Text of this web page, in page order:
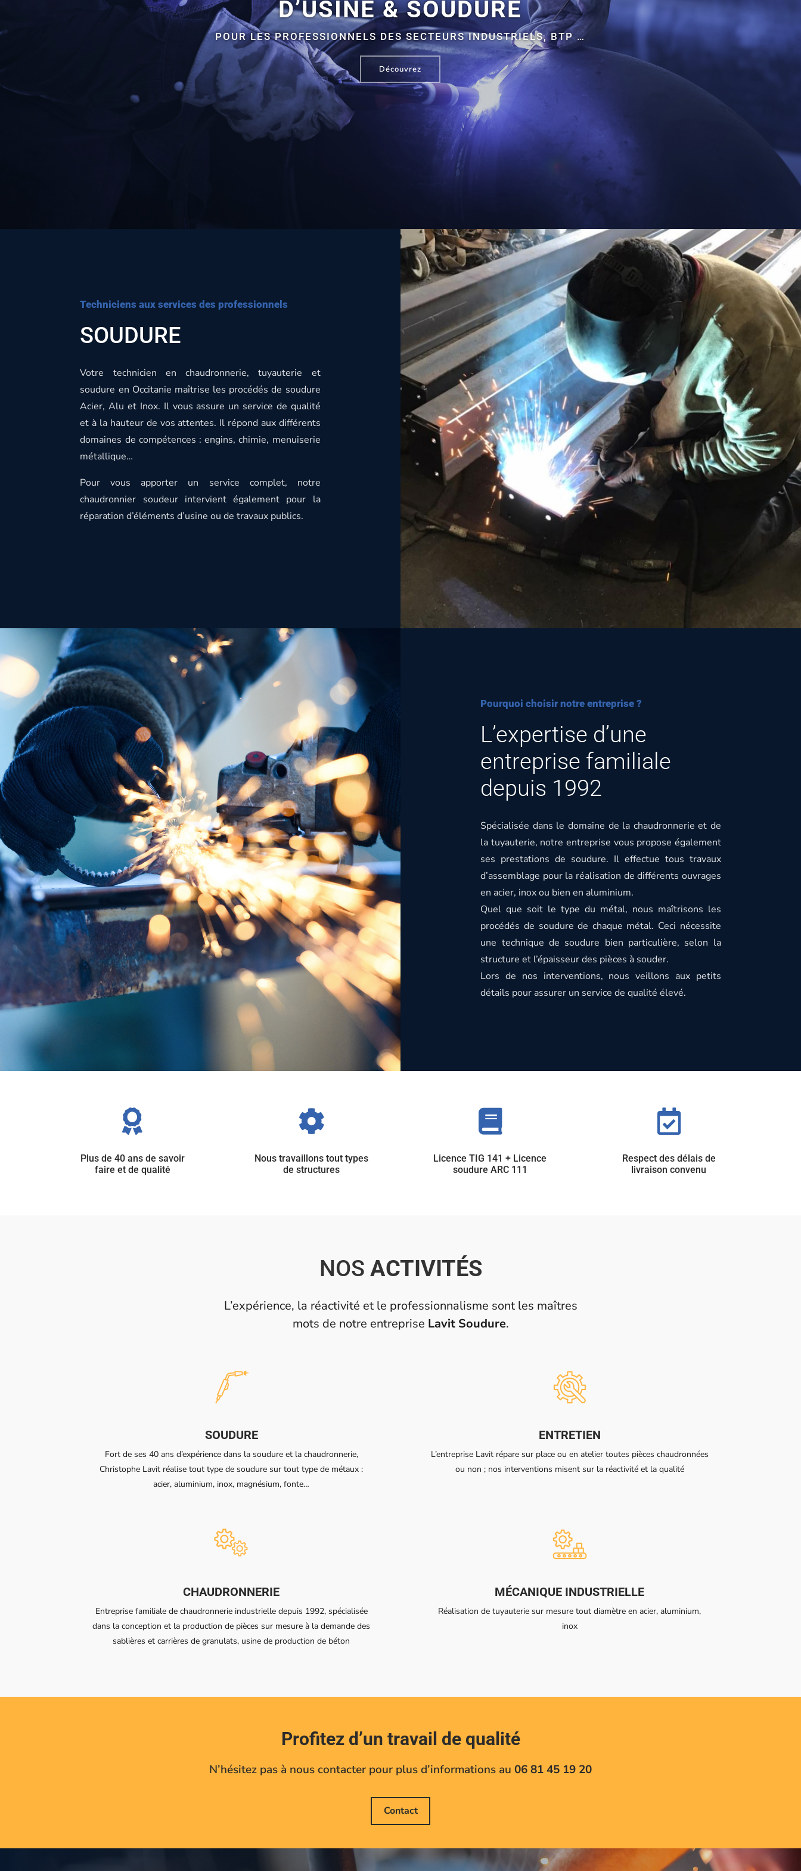
D’USINE & SOUDURE
POUR LES PROFESSIONNELS DES SECTEURS INDUSTRIELS, BTP …
Découvrez
Techniciens aux services des professionnels
SOUDURE
Votre technicien en chaudronnerie, tuyauterie et
soudure en Occitanie maîtrise les procédés de soudure
Acier, Alu et Inox. Il vous assure un service de qualité
et à la hauteur de vos attentes. Il répond aux différents
domaines de compétences : engins, chimie, menuiserie
métallique…
Pour vous apporter un service complet, notre
chaudronnier soudeur intervient également pour la
réparation d’éléments d’usine ou de travaux publics.
Pourquoi choisir notre entreprise ?
L’expertise d’une
entreprise familiale
depuis 1992
Spécialisée dans le domaine de la chaudronnerie et de
la tuyauterie, notre entreprise vous propose également
ses prestations de soudure. Il effectue tous travaux
d’assemblage pour la réalisation de différents ouvrages
en acier, inox ou bien en aluminium.
Quel que soit le type du métal, nous maîtrisons les
procédés de soudure de chaque métal. Ceci nécessite
une technique de soudure bien particulière, selon la
structure et l’épaisseur des pièces à souder.
Lors de nos interventions, nous veillons aux petits
détails pour assurer un service de qualité élevé.

Plus de 40 ans de savoir
faire et de qualité

Nous travaillons tout types
de structures

Licence TIG 141 + Licence
soudure ARC 111

Respect des délais de
livraison convenu
NOS ACTIVITÉS
L’expérience, la réactivité et le professionnalisme sont les maîtres
mots de notre entreprise Lavit Soudure.
SOUDURE
Fort de ses 40 ans d’expérience dans la soudure et la chaudronnerie,
Christophe Lavit réalise tout type de soudure sur tout type de métaux :
acier, aluminium, inox, magnésium, fonte…
ENTRETIEN
L’entreprise Lavit répare sur place ou en atelier toutes pièces chaudronnées
ou non ; nos interventions misent sur la réactivité et la qualité
CHAUDRONNERIE
Entreprise familiale de chaudronnerie industrielle depuis 1992, spécialisée
dans la conception et la production de pièces sur mesure à la demande des
sablières et carrières de granulats, usine de production de béton
MÉCANIQUE INDUSTRIELLE
Réalisation de tuyauterie sur mesure tout diamètre en acier, aluminium,
inox
Profitez d’un travail de qualité
N’hésitez pas à nous contacter pour plus d’informations au 06 81 45 19 20
Contact